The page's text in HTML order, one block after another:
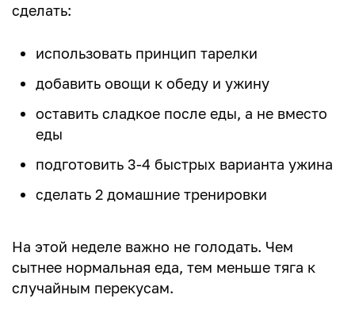
сделать:
использовать принцип тарелки
добавить овощи к обеду и ужину
оставить сладкое после еды, а не вместо
еды
подготовить 3-4 быстрых варианта ужина
сделать 2 домашние тренировки
На этой неделе важно не голодать. Чем
сытнее нормальная еда, тем меньше тяга к
случайным перекусам.